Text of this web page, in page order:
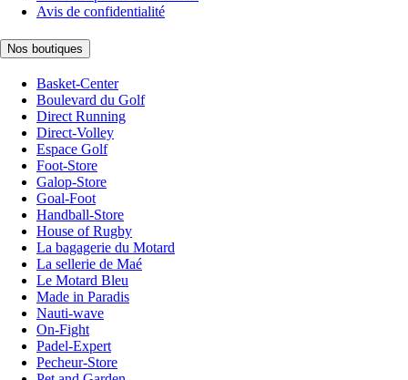
Avis de confidentialité
Nos boutiques
Basket-Center
Boulevard du Golf
Direct Running
Direct-Volley
Espace Golf
Foot-Store
Galop-Store
Goal-Foot
Handball-Store
House of Rugby
La bagagerie du Motard
La sellerie de Maé
Le Motard Bleu
Made in Paradis
Nauti-wave
On-Fight
Padel-Expert
Pecheur-Store